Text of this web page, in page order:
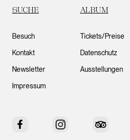
SUCHE ALBUM
Besuch
Kontakt
Newsletter
Impressum
Tickets/Preise
Datenschutz
Ausstellungen
Facebook Instagram Tripadvisor